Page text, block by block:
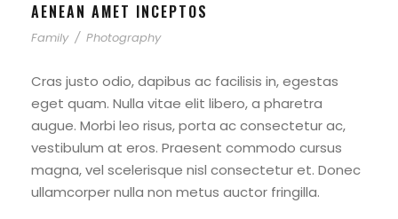
AENEAN AMET INCEPTOS
Family / Photography
Cras justo odio, dapibus ac facilisis in, egestas
eget quam. Nulla vitae elit libero, a pharetra
augue. Morbi leo risus, porta ac consectetur ac,
vestibulum at eros. Praesent commodo cursus
magna, vel scelerisque nisl consectetur et. Donec
ullamcorper nulla non metus auctor fringilla.